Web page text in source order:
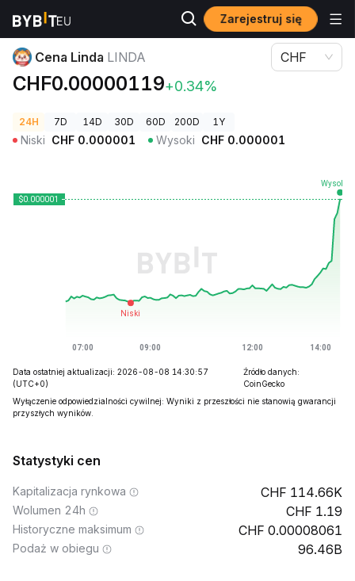
Zarejestruj się
Ceny kryptowalut Cena Linda LINDA
Cena Linda LINDA
CHF0.00000119+0.34%
CHF
24H 7D 14D 30D 60D 200D 1Y
Niski CHF 0.000001 Wysoki CHF 0.000001
Data ostatniej aktualizacji: 2026-08-08 14:30:57
(UTC+0)
Źródło danych:
CoinGecko
Wyłączenie odpowiedzialności cywilnej: Wyniki z przeszłości nie stanowią gwarancji
przyszłych wyników.
Statystyki cen
Kapitalizacja rynkowa 114.66K
Wolumen 24h 1.19
Historyczne maksimum 0.00008061
Podaż w obiegu 96.46B